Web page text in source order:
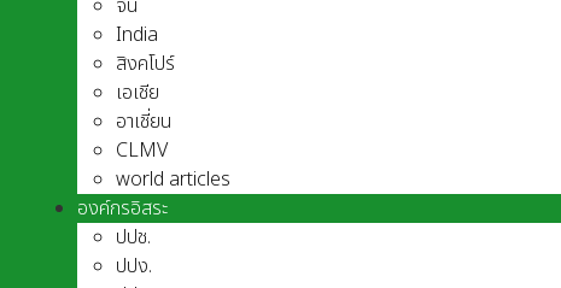
จีน
India
สิงคโปร์
เอเชีย
อาเชี่ยน
CLMV
world articles
องค์กรอิสระ
ปปช.
ปปง.